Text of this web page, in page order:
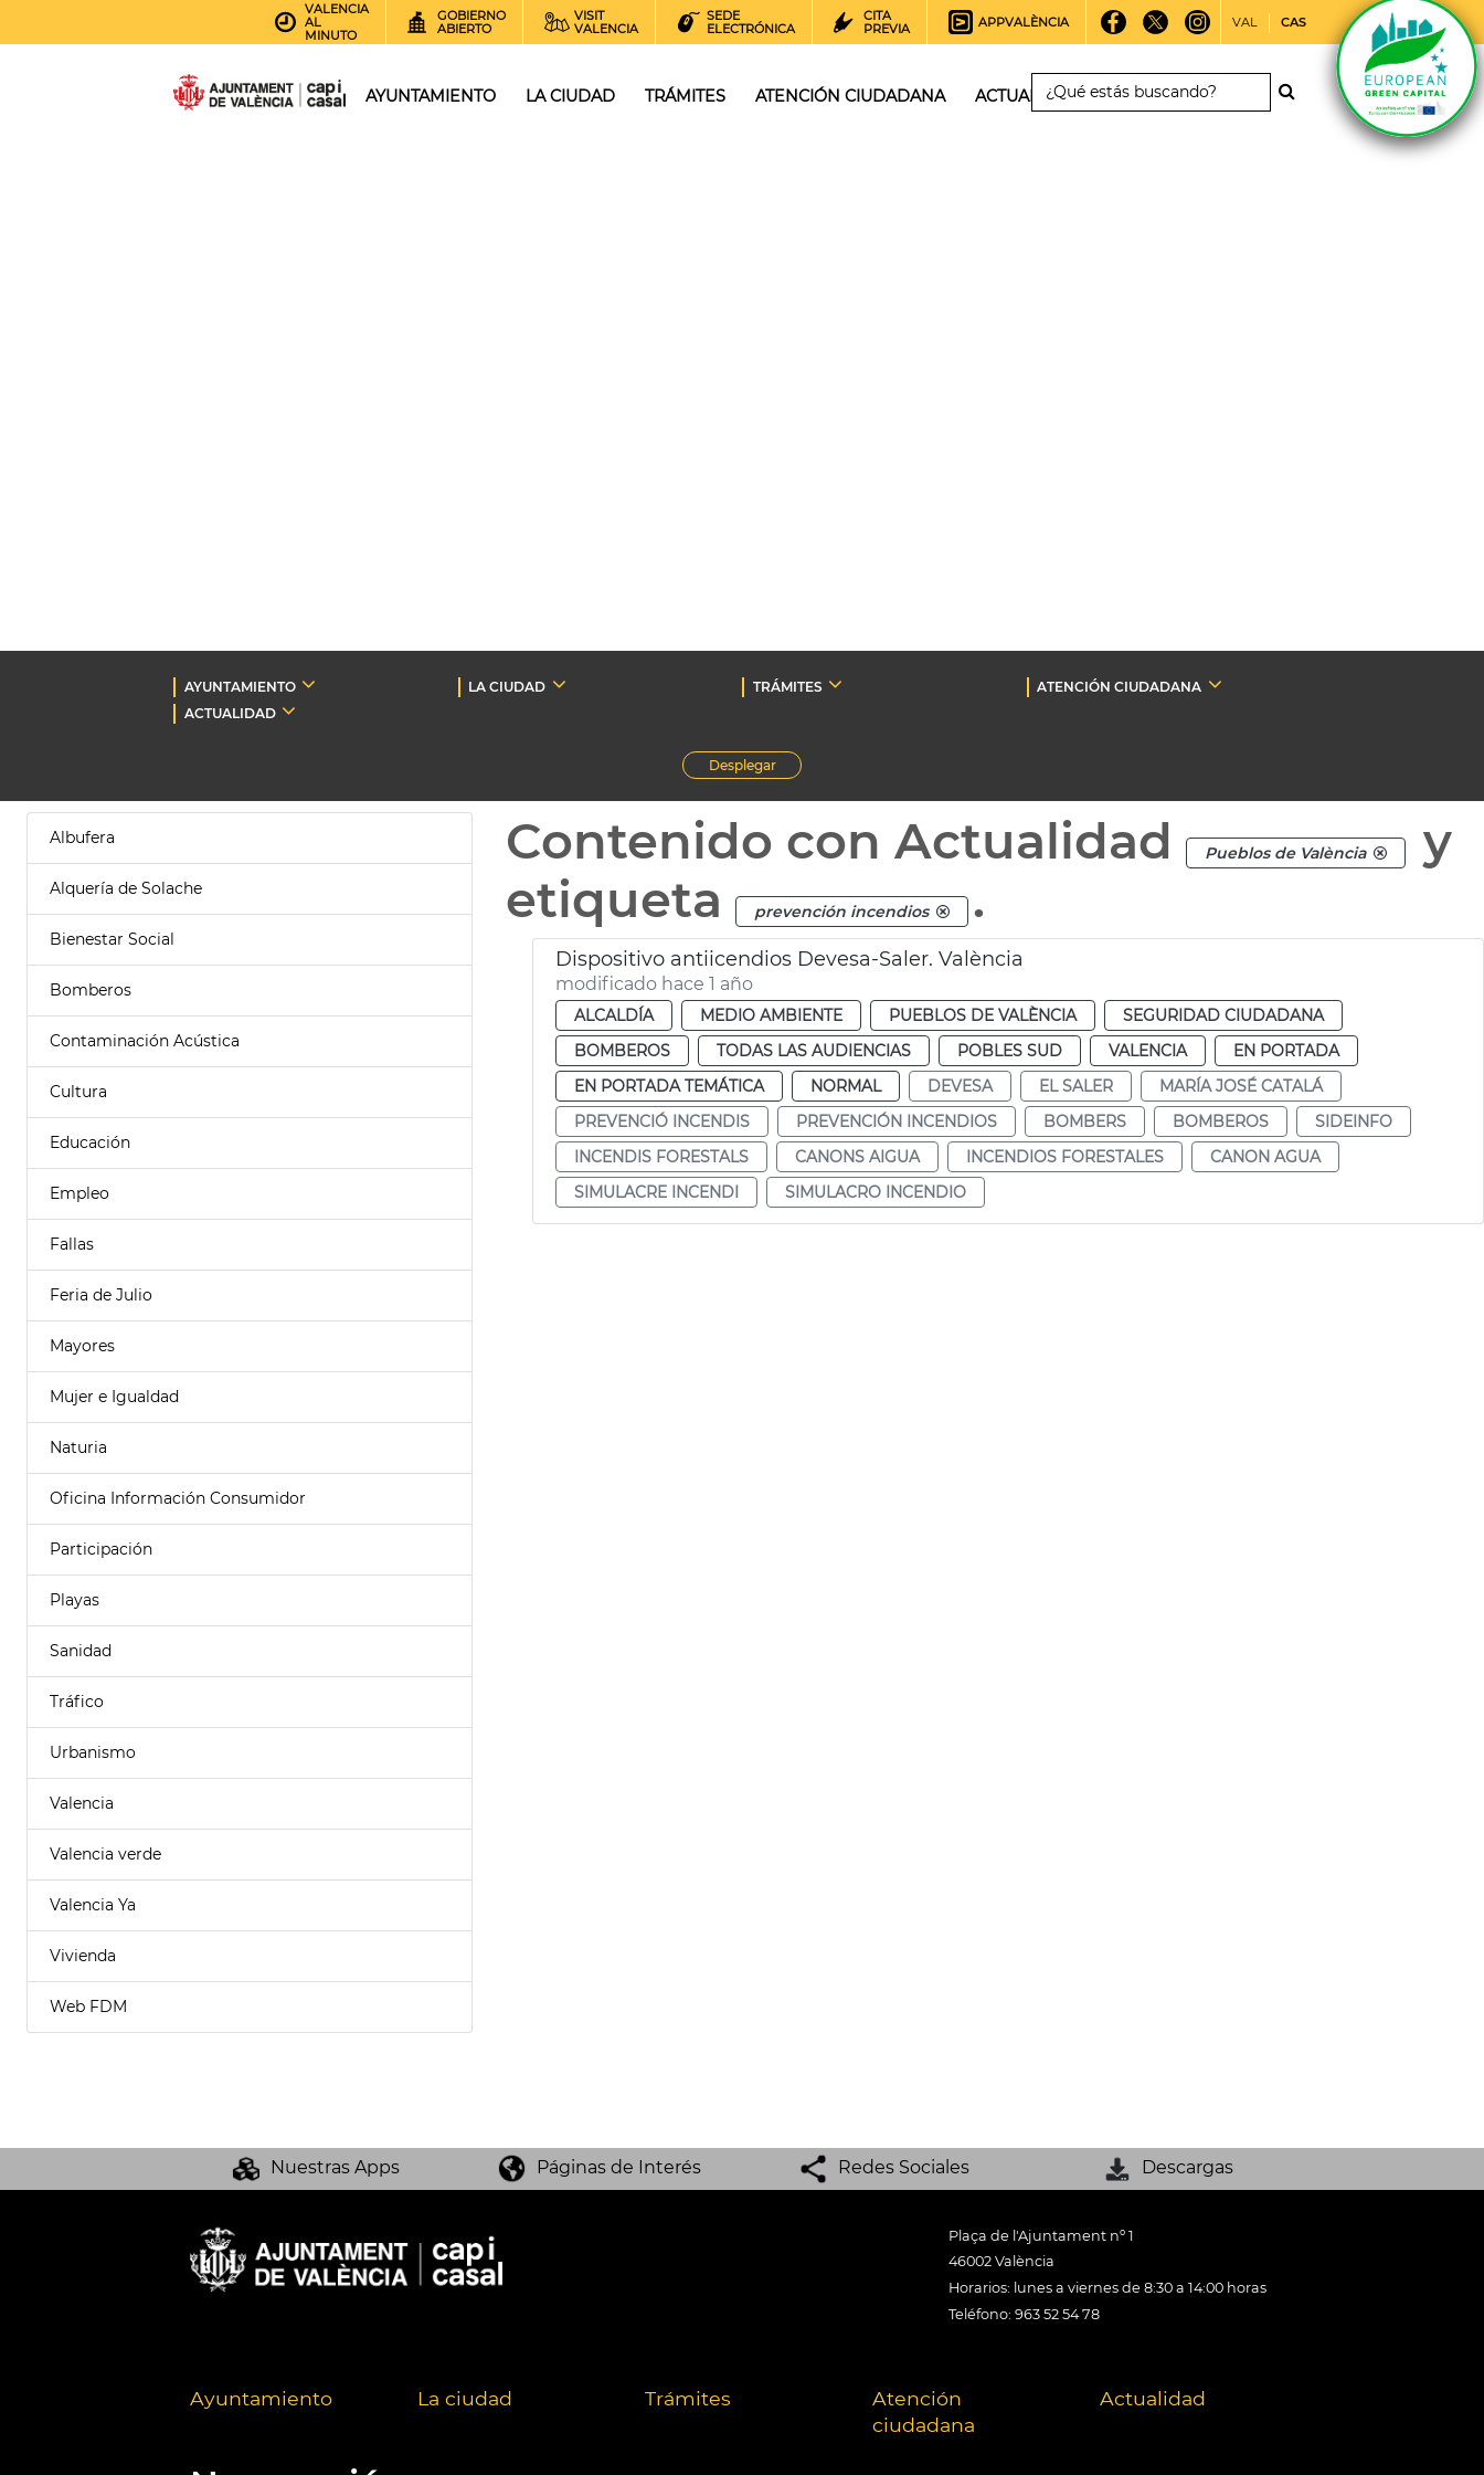
VALENCIA
AL
MINUTO
GOBIERNO
ABIERTO
VISIT
VALENCIA
SEDE
ELECTRÓNICA
CITA
PREVIA
APPVALÈNCIA VAL CAS
AYUNTAMIENTO LA CIUDAD TRÁMITES ATENCIÓN CIUDADANA ACTUALIDAD
AYUNTAMIENTO LA CIUDAD TRÁMITES
ATENCIÓN CIUDADANA
ACTUALIDAD
Desplegar
Albufera
Alquería de Solache
Bienestar Social
Bomberos
Contaminación Acústica
Cultura
Educación
Empleo
Fallas
Feria de Julio
Mayores
Mujer e Igualdad
Naturia
Oficina Información Consumidor
Participación
Playas
Sanidad
Tráfico
Urbanismo
Valencia
Valencia verde
Valencia Ya
Vivienda
Web FDM
Contenido con Actualidad Pueblos de València
y
etiqueta
prevención incendios .
Dispositivo antiicendios Devesa-Saler. València
modificado hace 1 año
ALCALDÍA MEDIO AMBIENTE PUEBLOS DE VALÈNCIA
SEGURIDAD CIUDADANA
BOMBEROS
TODAS LAS AUDIENCIAS POBLES SUD VALENCIA
EN PORTADA
EN PORTADA TEMÁTICA
NORMAL DEVESA EL SALER
MARÍA JOSÉ CATALÁ
PREVENCIÓ INCENDIS
PREVENCIÓN INCENDIOS BOMBERS BOMBEROS
SIDEINFO
INCENDIS FORESTALS
CANONS AIGUA INCENDIOS FORESTALES
CANON AGUA
SIMULACRE INCENDI
SIMULACRO INCENDIO
Nuestras Apps Páginas de Interés Redes Sociales Descargas
Plaça de l'Ajuntament nº 1
46002 València
Horarios: lunes a viernes de 8:30 a 14:00 horas
Teléfono: 963 52 54 78
Ayuntamiento La ciudad Trámites
Atención
ciudadana
Actualidad